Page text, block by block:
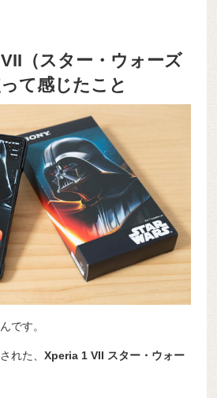
（スター・ウォーズ
て感じたこと
です。
れた、Xperia 1 VII スター・ウォー